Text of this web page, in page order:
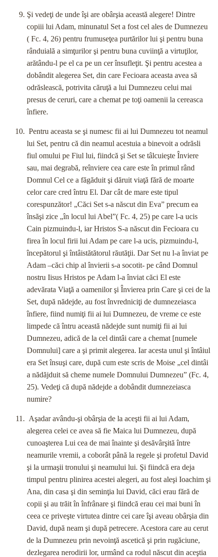
Şi vedeţi de unde îşi are obârşia această alegere! Dintre
copiii lui Adam, minunatul Set a fost cel ales de Dumnezeu
( Fc. 4, 26) pentru frumuseţea purtărilor lui şi pentru buna
rânduială a simţurilor şi pentru buna cuviinţă a virtuţilor,
arătându-l pe el ca pe un cer însufleţit. Şi pentru acestea a
dobândit alegerea Set, din care Fecioara aceasta avea să
odrăslească, potrivita căruţă a lui Dumnezeu celui mai
presus de ceruri, care a chemat pe toţi oamenii la cereasca
înfiere.
Pentru aceasta se şi numesc fii ai lui Dumnezeu tot neamul
lui Set, pentru că din neamul acestuia a binevoit a odrăsli
fiul omului pe Fiul lui, fiindcă şi Set se tâlcuieşte Înviere
sau, mai degrabă, reînviere cea care este în primul rând
Domnul Cel ce a făgăduit şi dăruit viaţă fără de moarte
celor care cred întru El. Dar cât de mare este tipul
corespunzător! „Căci Set s-a născut din Eva” precum ea
însăşi zice „în locul lui Abel”( Fc. 4, 25) pe care l-a ucis
Cain pizmuindu-l, iar Hristos S-a născut din Fecioara cu
firea în locul firii lui Adam pe care l-a ucis, pizmuindu-l,
începătorul şi întâistătătorul răutăţii. Dar Set nu l-a înviat pe
Adam –căci chip al învierii s-a socotit- pe când Domnul
nostru Iisus Hristos pe Adam l-a înviat căci El este
adevărata Viaţă a oamenilor şi Învierea prin Care şi cei de la
Set, după nădejde, au fost învredniciţi de dumnezeiasca
înfiere, fiind numiţi fii ai lui Dumnezeu, de vreme ce este
limpede că întru această nădejde sunt numiţi fii ai lui
Dumnezeu, adică de la cel dintâi care a chemat [numele
Domnului] care a şi primit alegerea. Iar acesta unul şi întâiul
era Set însuşi care, după cum este scris de Moise „cel dintâi
a nădăjduit să cheme numele Domnului Dumnezeu” (Fc. 4,
25). Vedeţi că după nădejde a dobândit dumnezeiasca
numire?
Aşadar avându-şi obârşia de la aceşti fii ai lui Adam,
alegerea celei ce avea să fie Maica lui Dumnezeu, după
cunoaşterea Lui cea de mai înainte şi desăvârşită între
neamurile vremii, a coborât până la regele şi profetul David
şi la urmaşii tronului şi neamului lui. Şi fiindcă era deja
timpul pentru plinirea acestei alegeri, au fost aleşi Ioachim şi
Ana, din casa şi din seminţia lui David, căci erau fără de
copii şi au trăit în înfrânare şi fiindcă erau cei mai buni în
ceea ce priveşte virtutea dintre cei care îşi aveau obârşia din
David, după neam şi după petrecere. Acestora care au cerut
de la Dumnezeu prin nevoinţă ascetică şi prin rugăciune,
dezlegarea nerodirii lor, urmând ca rodul născut din aceştia